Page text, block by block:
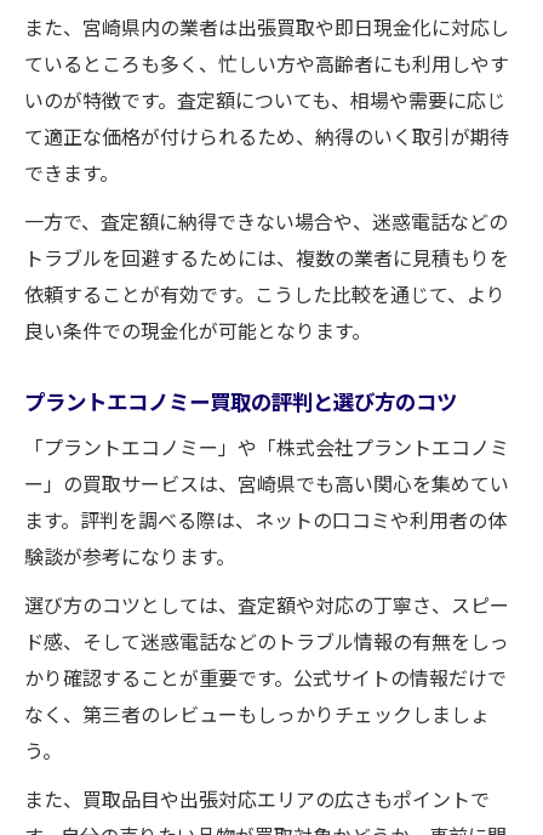
株式会社プラントの迷惑電話対策を徹底解
説
買取現場で起きやすいトラブル事例と回避
評判や口コミで判別する安全な買取エコノ
ミー
迷惑電話被害を防ぐための問い合わせ方法
安心して買取サービスを利用するための注
また、宮崎県内の業者は出張買取や即日現金化に対応し
ているところも多く、忙しい方や高齢者にも利用しやす
いのが特徴です。査定額についても、相場や需要に応じ
て適正な価格が付けられるため、納得のいく取引が期待
できます。
一方で、査定額に納得できない場合や、迷惑電話などの
トラブルを回避するためには、複数の業者に見積もりを
依頼することが有効です。こうした比較を通じて、より
良い条件での現金化が可能となります。
プラントエコノミー買取の評判と選び方のコツ
「プラントエコノミー」や「株式会社プラントエコノミ
ー」の買取サービスは、宮崎県でも高い関心を集めてい
ます。評判を調べる際は、ネットの口コミや利用者の体
験談が参考になります。
選び方のコツとしては、査定額や対応の丁寧さ、スピー
ド感、そして迷惑電話などのトラブル情報の有無をしっ
かり確認することが重要です。公式サイトの情報だけで
なく、第三者のレビューもしっかりチェックしましょ
う。
また、買取品目や出張対応エリアの広さもポイントで